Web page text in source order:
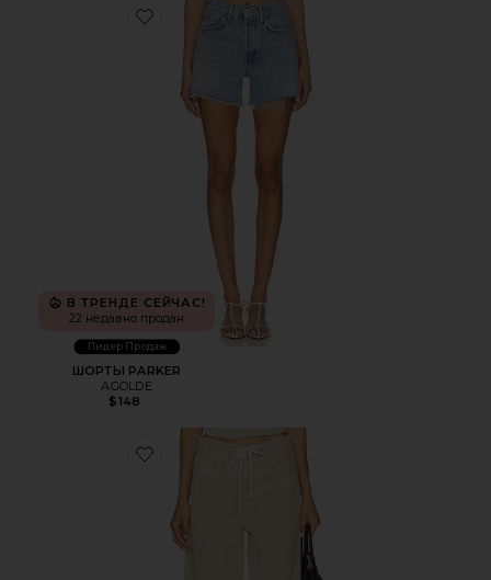
Favorite ШОРТЫ PARKER
В ТРЕНДЕ СЕЙЧАС!
22 недавно продан
Лидер Продаж
ШОРТЫ PARKER
AGOLDE
$148
Favorite БРЮКИ BRYNN